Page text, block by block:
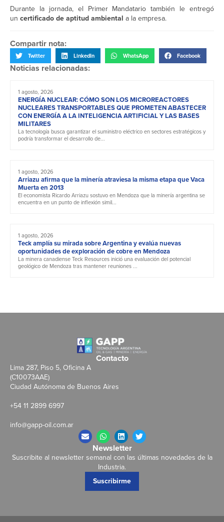
Durante la jornada, el Primer Mandatario también le entregó
un certificado de aptitud ambiental a la empresa.
Compartir nota:
Twitter LinkedIn WhatsApp Facebook
Noticias relacionadas:
1 agosto, 2026
ENERGÍA NUCLEAR: CÓMO SON LOS MICROREACTORES
NUCLEARES TRANSPORTABLES QUE PROMETEN ABASTECER
CON ENERGÍA A LA INTELIGENCIA ARTIFICIAL Y LAS BASES
MILITARES
La tecnología busca garantizar el suministro eléctrico en sectores estratégicos y
podría transformar el desarrollo de...
1 agosto, 2026
Arriazu afirma que la minería atraviesa la misma etapa que Vaca
Muerta en 2013
El economista Ricardo Arriazu sostuvo en Mendoza que la minería argentina se
encuentra en un punto de inflexión simil...
1 agosto, 2026
Teck amplía su mirada sobre Argentina y evalúa nuevas
oportunidades de exploración de cobre en Mendoza
La minera canadiense Teck Resources inició una evaluación del potencial
geológico de Mendoza tras mantener reuniones ...
Contacto
Lima 287, Piso 5, Oficina A
(C10073AAE)
Ciudad Autónoma de Buenos Aires
+54 11 2899 6997
info@gapp-oil.com.ar
Newsletter
Suscribite al newsletter semanal con las últimas novedades de la
Industria.
Suscribirme